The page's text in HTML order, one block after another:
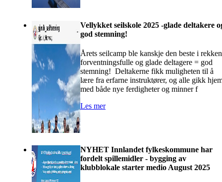
Vellykket seilskole 2025 -glade deltakere
god stemning!
Årets seilcamp ble kanskje den beste i
forventningsfulle og glade deltagere = god
stemning! Deltakerne fikk muligheten til å
lære fra erfarne instruktører, og alle gikk
med både nye ferdigheter og minner f
Les mer
NYHET Innlandet fylkeskommune har
fordelt spillemidler - bygging av
klubblokale starter medio August 2025